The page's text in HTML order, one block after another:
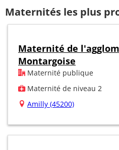
Maternités les plus
Maternité de
Montargoise
Maternité publique
Maternité de niveau 2
Amilly (45200)